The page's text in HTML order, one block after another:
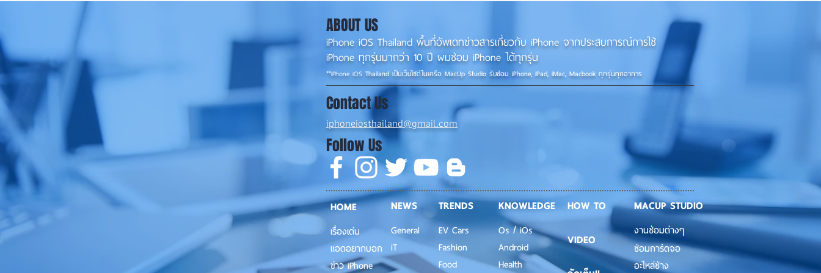
Max ตกจากฟ้าไม่พัง! ⚡📱
น่าใช้กว่าเดิม หลายแอปรองรับ
แนวนอนเต็มรูปแบบ! 📱✨
📱
ABOUT US
iPhone iOS Thailand พื้นที่อัพเดทข่าวสารเกี่ยวกับ iPhone จากประสบการณ์การใช้
iPhone ทุกรุ่นมากว่า 10 ปี ผมซ่อม iPhone ได้ทุกรุ่น
**iPhone iOS Thailand เป็นเว็บไซต์ในเครือ MacUp Studio รับซ่อม iPhone, iPad, iMac, Macbook ทุกรุ่นทุกอาการ
Contact Us
iphoneiosthailand@gmail.com
Follow Us
HOME
เรื่องเด่น
แอดอยากบอก
ข่าว iPhone
NEWS
General
iT
TRENDS
EV Cars
Fashion
Food
KNOWLEDGE
Os / iOs
Android
Health
HOW TO
VIDEO
MACUP STUDIO
งานซ่อมต่างๆ
ซ่อมการ์ดจอ
อะไหล่ช่าง